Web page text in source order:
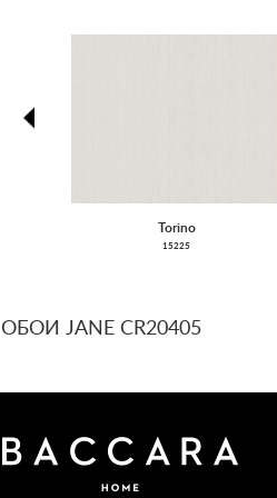
Torino
15225
ОБОИ JANE CR20405